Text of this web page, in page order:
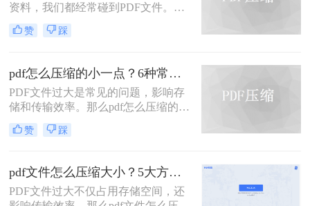
资料，我们都经常碰到PDF文件。在
工作中，发送邮件需要PDF文件格
式，但太大的PDF文件也是一个棘手
被限制为5M，否则就发送不了。若能
pdf文件怎么压缩大小，那就可轻松上
传。在今天，我们将分享两种简单的
pdf文件压缩方式。
赞 踩
pdf怎么压缩的小一点？6种常用方案详解！
PDF文件过大是常见的问题，影响存
储和传输效率。那么pdf怎么压缩的小
一点呢？本文将详解6种主流压缩方
案，助你快速解决文件体积过大的困
赞 踩
pdf文件怎么压缩大小？5大方法深度解析与实操指南！
PDF文件过大不仅占用存储空间，还